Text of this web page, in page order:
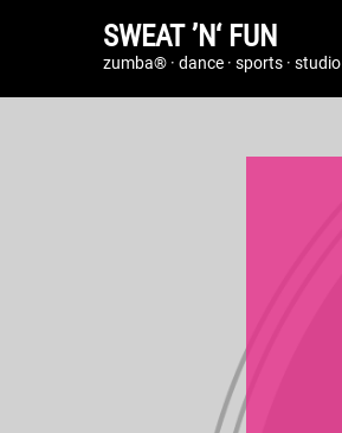
SWEAT ’N‘ FUN
zumba® · dance · sports · studio